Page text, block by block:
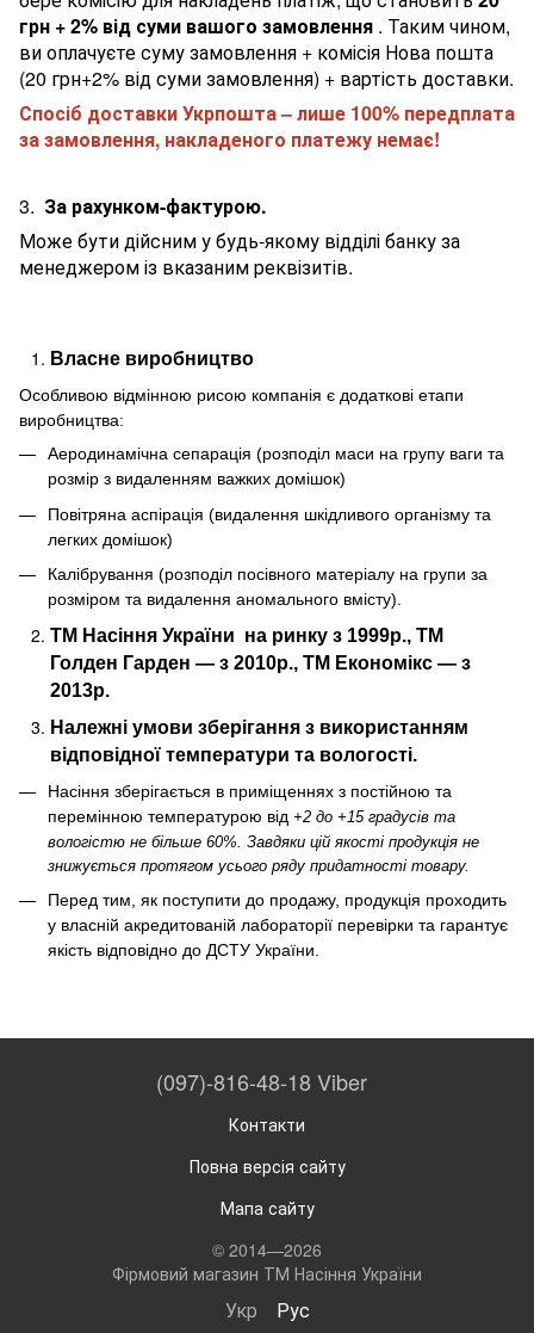
грн + 2% від суми вашого замовлення . Таким чином,
ви оплачуєте суму замовлення + комісія Нова пошта
(20 грн+2% від суми замовлення) + вартість доставки.
Спосіб доставки Укрпошта – лише 100% передплата
за замовлення, накладеного платежу немає!
3. За рахунком-фактурою.
Може бути дійсним у будь-якому відділі банку за
менеджером із вказаним реквізитів.
Власне виробництво
Особливою відмінною рисою компанія є додаткові етапи
виробництва:
Аеродинамічна сепарація (розподіл маси на групу ваги та
розмір з видаленням важких домішок)
Повітряна аспірація (видалення шкідливого організму та
легких домішок)
Калібрування (розподіл посівного матеріалу на групи за
розміром та видалення аномального вмісту).
ТМ Насіння України на ринку з 1999р., ТМ
Голден Гарден — з 2010р., ТМ Економікс — з
2013р.
Належні умови зберігання з використанням
відповідної температури та вологості.
Насіння зберігається в приміщеннях з постійною та
перемінною температурою від +2 до +15 градусів та
вологістю не більше 60%. Завдяки цій якості продукція не
знижується протягом усього ряду придатності товару.
Перед тим, як поступити до продажу, продукція проходить
у власній акредитованій лабораторії перевірки та гарантує
якість відповідно до ДСТУ України.
(097)-816-48-18 Viber
Контакти
Повна версія сайту
Мапа сайту
© 2014—2026
Фірмовий магазин ТМ Насіння України
Укр Рус